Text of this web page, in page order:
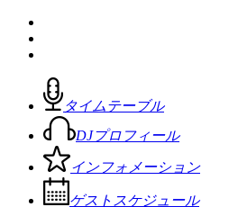
タイムテーブル
DJプロフィール
インフォメーション
ゲストスケジュール